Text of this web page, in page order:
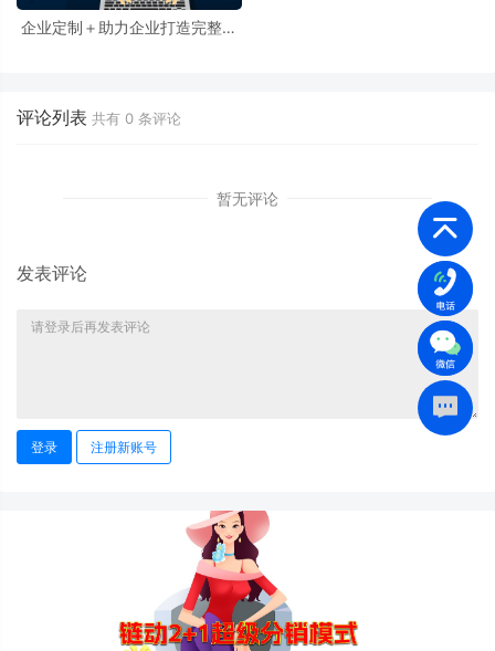
企业定制＋助力企业打造完整的
评论列表 共有 0 条评论
暂无评论
发表评论
登录 注册新账号